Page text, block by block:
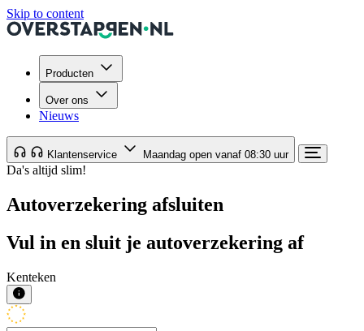
Skip to content
Producten
Over ons
Nieuws
Klantenservice Maandag open vanaf 08:30 uur
Da's altijd slim!
Autoverzekering afsluiten
Vul in en sluit je autoverzekering af
Kenteken